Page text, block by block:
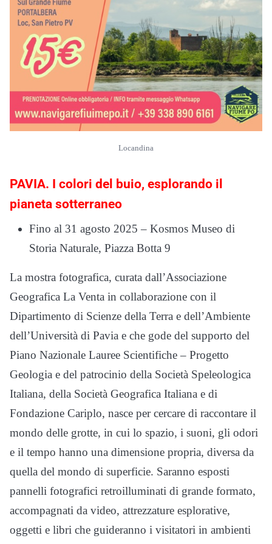
Locandina
PAVIA. I colori del buio, esplorando il
pianeta sotterraneo
Fino al 31 agosto 2025 – Kosmos Museo di
Storia Naturale, Piazza Botta 9
La mostra fotografica, curata dall’Associazione
Geografica La Venta in collaborazione con il
Dipartimento di Scienze della Terra e dell’Ambiente
dell’Università di Pavia e che gode del supporto del
Piano Nazionale Lauree Scientifiche – Progetto
Geologia e del patrocinio della Società Speleologica
Italiana, della Società Geografica Italiana e di
Fondazione Cariplo, nasce per cercare di raccontare il
mondo delle grotte, in cui lo spazio, i suoni, gli odori
e il tempo hanno una dimensione propria, diversa da
quella del mondo di superficie. Saranno esposti
pannelli fotografici retroilluminati di grande formato,
accompagnati da video, attrezzature esplorative,
oggetti e libri che guideranno i visitatori in ambienti